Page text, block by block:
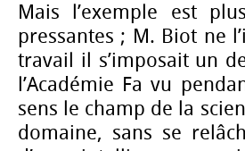
Mais l’exemple est
pressantes ; M. Biot ne
travail il s’imposait un
l’Académie Fa vu
sens le champ de la
domaine, sans se